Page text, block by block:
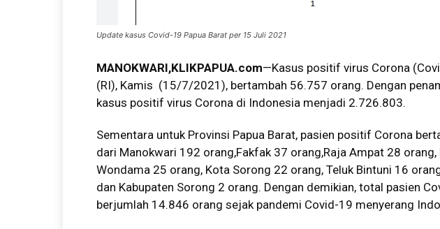
Update kasus Covid-19 Papua Barat per 15 Juli 2021
MANOKWARI,KLIKPAPUA.com—Kasus positif virus Corona
(RI), Kamis (15/7/2021), bertambah 56.757 orang. Dengan
kasus positif virus Corona di Indonesia menjadi 2.726.803.
Sementara untuk Provinsi Papua Barat, pasien positif Corona
dari Manokwari 192 orang,Fakfak 37 orang,Raja Ampat 28 orang,
Wondama 25 orang, Kota Sorong 22 orang, Teluk Bintuni 16
dan Kabupaten Sorong 2 orang. Dengan demikian, total pasien
berjumlah 14.846 orang sejak pandemi Covid-19 menyerang